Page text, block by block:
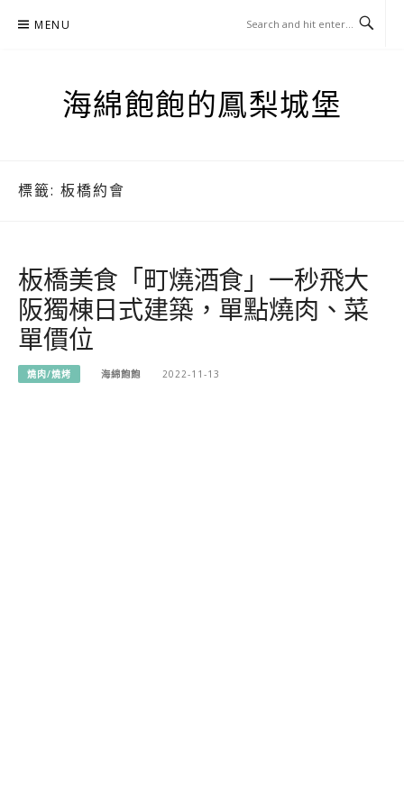
MENU
海綿飽飽的鳳梨城堡
標籤: 板橋約會
板橋美食「町燒酒食」一秒飛大
阪獨棟日式建築，單點燒肉、菜
單價位
燒肉/燒烤 海綿飽飽 2022-11-13